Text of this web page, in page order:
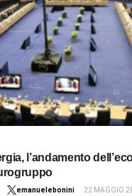
l’andamento
emanuelebonini 22 MAGGIO